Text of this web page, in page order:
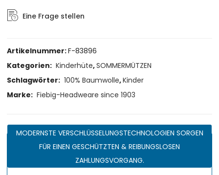
Eine Frage stellen
Artikelnummer:F-83896
Kategorien: Kinderhüte,SOMMERMÜTZEN
Schlagwörter: 100% Baumwolle,Kinder
Marke: Fiebig-Headweare since 1903
MODERNSTE VERSCHLÜSSELUNGSTECHNOLOGIEN SORGEN
FÜR EINEN GESCHÜTZTEN & REIBUNGSLOSEN
ZAHLUNGSVORGANG.